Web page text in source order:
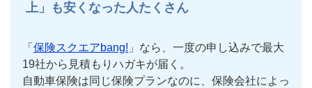
上」も安くなった人たくさん
「 保険スクエアbang! 」なら、一度の申し込みで最大
19社から見積もりハガキが届く。
自動車保険は同じ保険プランなのに、保険会社によっ